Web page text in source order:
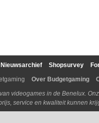
Nieuwsarchief Shopsurvey
Over Budgetgaming
videogames in de Benelux.
service en kwaliteit kunnen